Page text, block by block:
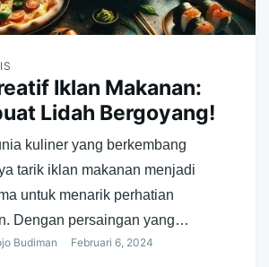
Iklan Makanan:
Lidah Bergoyang!
kuliner yang berkembang
tarik iklan makanan menjadi
untuk menarik perhatian
Dengan persaingan yang…
Budiman Februari 6, 2024